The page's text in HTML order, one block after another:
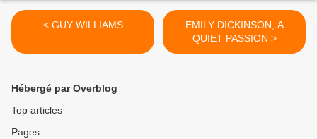
< GUY WILLIAMS
EMILY DICKINSON, A
QUIET PASSION >
Hébergé par Overblog
Top articles
Pages